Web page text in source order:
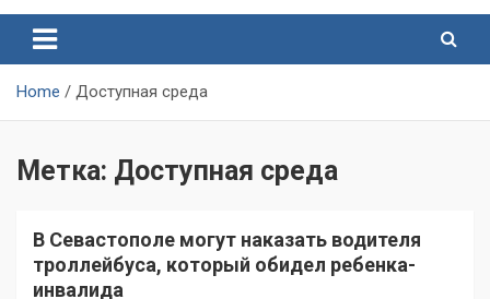
Севастополя
Севастополя
Home Доступная среда
Метка: Доступная среда
В Севастополе могут наказать водителя
троллейбуса, который обидел ребенка-
инвалида